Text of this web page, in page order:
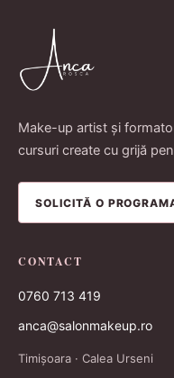
Make-up artist și
cursuri create cu grijă
SOLICITĂ O
CONTACT
0760 713 419
anca@salonmakeup.ro
Timișoara · Calea Urseni